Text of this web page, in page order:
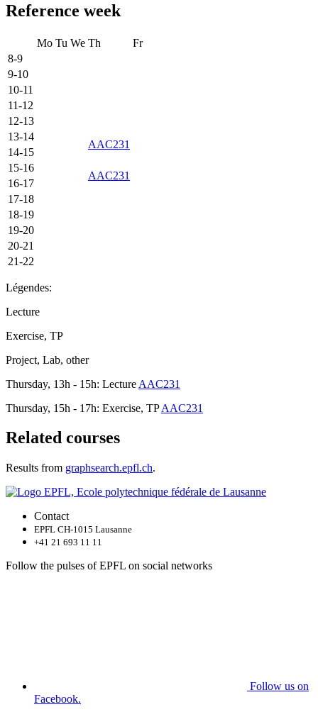
Reference week
Mo Tu We Th
Fr
8-9
9-10
10-11
11-12
12-13
13-14
AAC231
14-15
15-16
AAC231
16-17
17-18
18-19
19-20
20-21
21-22
Légendes:
Lecture
Exercise, TP
Project, Lab, other
Thursday, 13h - 15h: Lecture AAC231
Thursday, 15h - 17h: Exercise, TPAAC231
Related courses
Results from graphsearch.epfl.ch.
Contact
EPFL CH-1015 Lausanne
+41 21 693 11 11
Follow the pulses of EPFL on social networks
Follow us on
Facebook.